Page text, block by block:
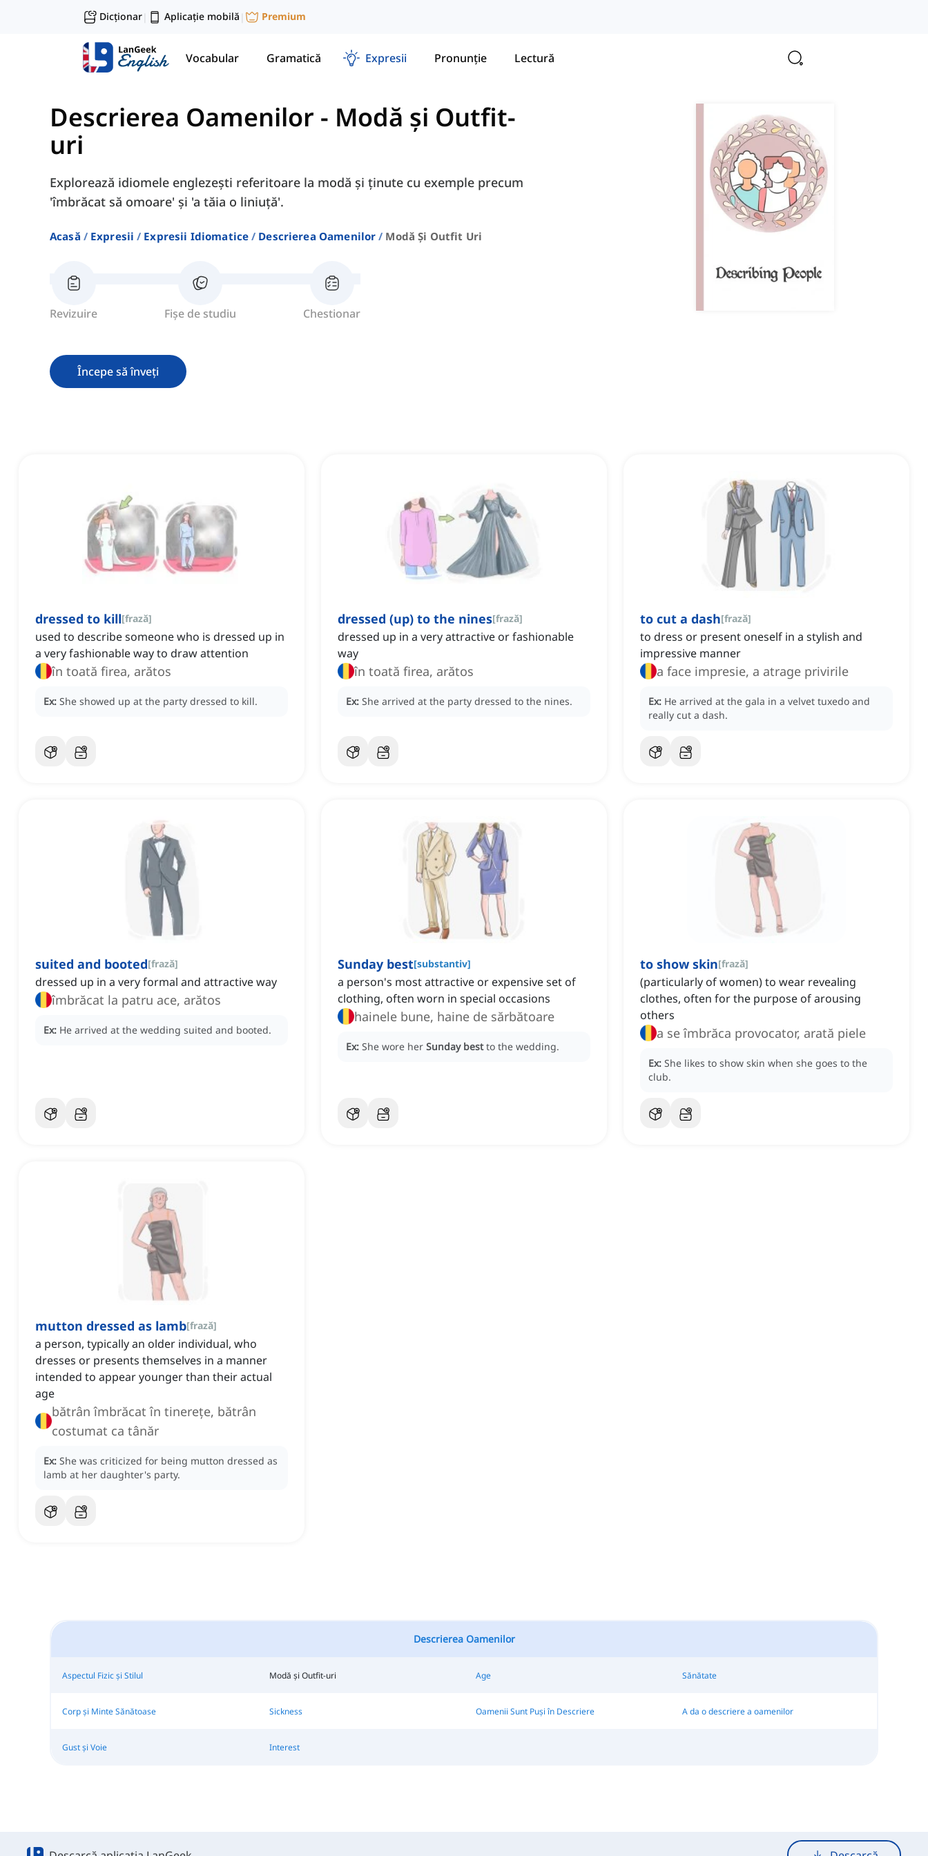
Dicționar| Aplicație mobilă | Premium
Vocabular Gramatică Expresii Pronunție Lectură
Descrierea Oamenilor - Modă și Outfit-
uri
Explorează idiomele englezești referitoare la modă și ținute cu exemple precum
'îmbrăcat să omoare' și 'a tăia o liniuță'.
Acasă Expresii Expresii Idiomatice Descrierea Oamenilor Modă Și Outfit Uri
Revizuire Fișe de studiu Chestionar
Începe să înveți
dressed to kill[frază]
used to describe someone who is dressed up in
a very fashionable way to draw attention
în toată firea, arătos
Ex: She showed up at the party dressed to kill.
dressed (up) to the nines[frază]
dressed up in a very attractive or fashionable
way
în toată firea, arătos
Ex: She arrived at the party dressed to the nines.
to cut a dash[frază]
to dress or present oneself in a stylish and
impressive manner
a face impresie, a atrage privirile
Ex: He arrived at the gala in a velvet tuxedo and
really cut a dash.
suited and booted[frază]
dressed up in a very formal and attractive way
îmbrăcat la patru ace, arătos
Ex: He arrived at the wedding suited and booted.
Sunday best[substantiv]
a person's most attractive or expensive set of
clothing, often worn in special occasions
hainele bune, haine de sărbătoare
Ex: She wore her Sunday best to the wedding.
to show skin[frază]
(particularly of women) to wear revealing
clothes, often for the purpose of arousing
others
a se îmbrăca provocator, arată piele
Ex: She likes to show skin when she goes to the
club.
mutton dressed as lamb[frază]
a person, typically an older individual, who
dresses or presents themselves in a manner
intended to appear younger than their actual
age
bătrân îmbrăcat în tinerețe, bătrân
costumat ca tânăr
Ex: She was criticized for being mutton dressed as
lamb at her daughter's party.
Descrierea Oamenilor
Aspectul Fizic și Stilul Modă și Outfit-uri Age Sănătate
Corp și Minte Sănătoase Sickness Oamenii Sunt Puși în Descriere A da o descriere a oamenilor
Gust și Voie Interest